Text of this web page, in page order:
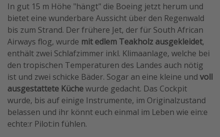
In gut 15 m Höhe "hängt" die Boeing jetzt herum und
bietet eine wunderbare Aussicht über den Regenwald
bis zum Strand. Der frühere Jet, der für South African
Airways flog, wurde mit edlem Teakholz ausgekleidet,
enthält zwei Schlafzimmer inkl. Klimaanlage, welche bei
den tropischen Temperaturen des Landes auch nötig
ist und zwei schicke Bäder. Sogar an eine kleine und voll
ausgestattete Küchewurde gedacht. Das Cockpit
wurde, bis auf einige Instrumente, im Originalzustand
belassen und ihr könnt euch einmal im Leben wie ein:e
echte:r Pilot:in fühlen.